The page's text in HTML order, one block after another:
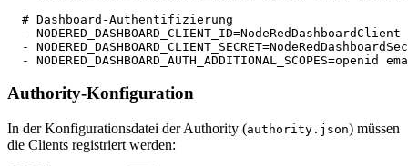
  # Dashboard-Authentifizierung
  -
NODERED_DASHBOARD_CLIENT_ID=NodeRedDashboardClient
  -
  -
Authority-Konfiguration
In der Konfigurationsdatei der Authority (authority.json) müssen
die Clients registriert werden: